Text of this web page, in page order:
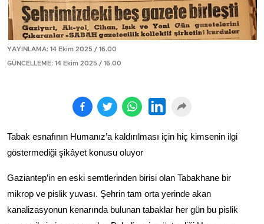
YAYINLAMA: 14 Ekim 2025 / 16.00
GÜNCELLEME: 14 Ekim 2025 / 16.00
Tabak esnafının Humanız’a kaldırılması için hiç kimsenin ilgi
göstermediği şikâyet konusu oluyor
Gaziantep’in en eski semtlerinden birisi olan Tabakhane bir
mikrop ve pislik yuvası. Şehrin tam orta yerinde akan
kanalizasyonun kenarında bulunan tabaklar her gün bu pislik